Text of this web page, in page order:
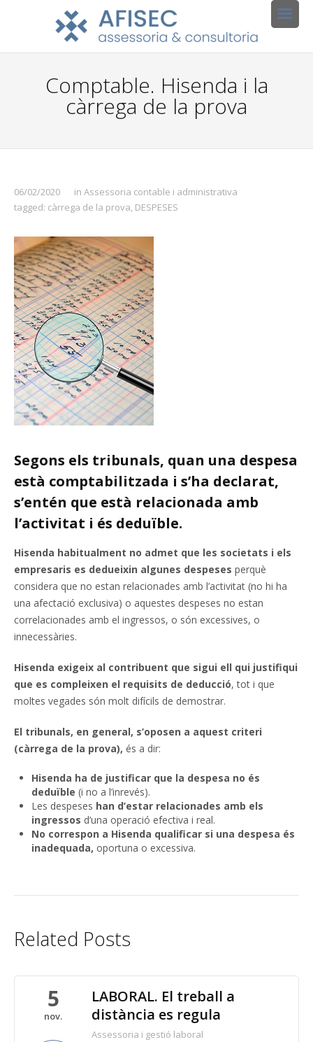
Comptable. Hisenda i la
càrrega de la prova
06/02/2020 in Assessoria contable i administrativa
tagged: càrrega de la prova, DESPESES
Segons els tribunals, quan una despesa
està comptabilitzada i s’ha declarat,
s’entén que està relacionada amb
l’activitat i és deduïble.
Hisenda habitualment no admet que les societats i els
empresaris es dedueixin algunes despeses perquè
considera que no estan relacionades amb l’activitat (no hi ha
una afectació exclusiva) o aquestes despeses no estan
correlacionades amb el ingressos, o són excessives, o
innecessàries.
Hisenda exigeix al contribuent que sigui ell qui justifiqui
que es compleixen el requisits de deducció, tot i que
moltes vegades són molt difícils de demostrar.
El tribunals, en general, s’oposen a aquest criteri
(càrrega de la prova), és a dir:
Hisenda ha de justificar que la despesa no és
deduïble (i no a l’inrevés).
Les despeses han d’estar relacionades amb els
ingressos d’una operació efectiva i real.
No correspon a Hisenda qualificar si una despesa és
inadequada, oportuna o excessiva.
Related Posts
5
nov.
LABORAL. El treball a
distància es regula
Assessoria i gestió laboral